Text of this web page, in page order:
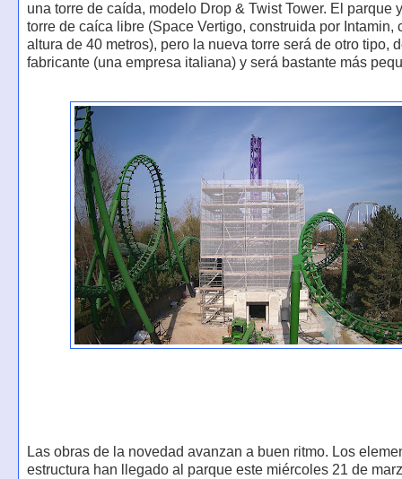
una torre de caída, modelo Drop & Twist Tower. El parque
torre de caíca libre (Space Vertigo, construida por Intamin,
altura de 40 metros), pero la nueva torre será de otro tipo,
fabricante (una empresa italiana) y será bastante más
Las obras de la novedad avanzan a buen ritmo. Los
estructura han llegado al parque este miércoles 21 de